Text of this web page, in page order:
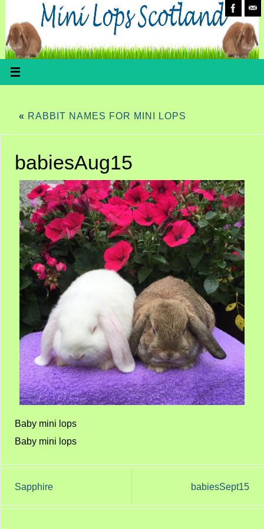
« RABBIT NAMES FOR MINI LOPS
babiesAug15
Baby mini lops
Baby mini lops
Sapphire babiesSept15